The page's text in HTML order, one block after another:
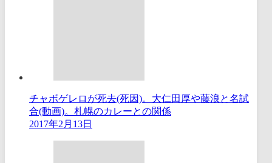
チャボゲレロが死去(死因)。大仁田厚や藤浪と名試
合(動画)。札幌のカレーとの関係
2017年2月13日